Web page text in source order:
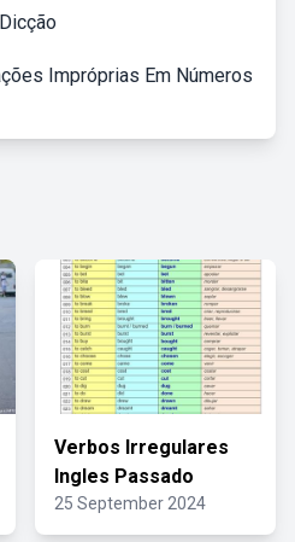
Impróprias Em Números
Verbos Irregulares
Ingles Passado
25 September 2024